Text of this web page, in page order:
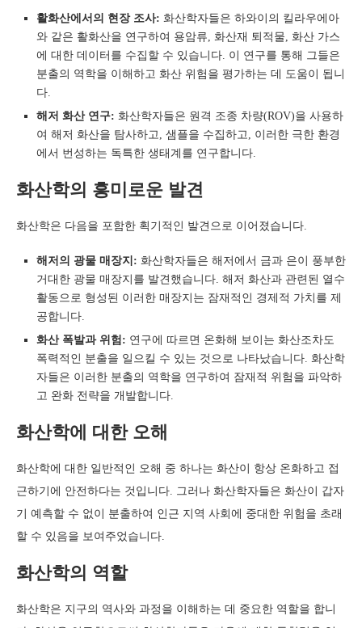
활화산에서의 현장 조사: 화산학자들은 하와이의 킬라우에아
와 같은 활화산을 연구하여 용암류, 화산재 퇴적물, 화산 가스
에 대한 데이터를 수집할 수 있습니다. 이 연구를 통해 그들은
분출의 역학을 이해하고 화산 위험을 평가하는 데 도움이 됩니
다.
해저 화산 연구: 화산학자들은 원격 조종 차량(ROV)을 사용하
여 해저 화산을 탐사하고, 샘플을 수집하고, 이러한 극한 환경
에서 번성하는 독특한 생태계를 연구합니다.
화산학의 흥미로운 발견
화산학은 다음을 포함한 획기적인 발견으로 이어졌습니다.
해저의 광물 매장지: 화산학자들은 해저에서 금과 은이 풍부한
거대한 광물 매장지를 발견했습니다. 해저 화산과 관련된 열수
활동으로 형성된 이러한 매장지는 잠재적인 경제적 가치를 제
공합니다.
화산 폭발과 위험: 연구에 따르면 온화해 보이는 화산조차도
폭력적인 분출을 일으킬 수 있는 것으로 나타났습니다. 화산학
자들은 이러한 분출의 역학을 연구하여 잠재적 위험을 파악하
고 완화 전략을 개발합니다.
화산학에 대한 오해
화산학에 대한 일반적인 오해 중 하나는 화산이 항상 온화하고 접
근하기에 안전하다는 것입니다. 그러나 화산학자들은 화산이 갑자
기 예측할 수 없이 분출하여 인근 지역 사회에 중대한 위험을 초래
할 수 있음을 보여주었습니다.
화산학의 역할
화산학은 지구의 역사와 과정을 이해하는 데 중요한 역할을 합니